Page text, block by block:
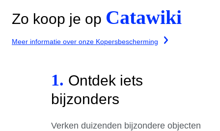
Zo koop je op Catawiki
Meer informatie over onze Kopersbescherming
1. Ontdek iets
bijzonders
Verken duizenden bijzondere objecten